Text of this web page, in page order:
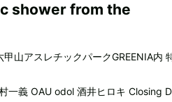
shower from the
山アスレチックパークGREENIA内
一義 OAU odol 酒井ヒロキ Closing